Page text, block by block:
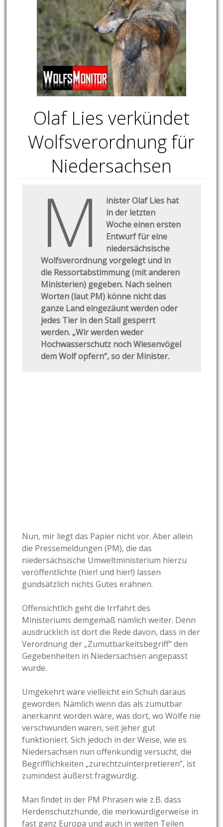
Olaf Lies verkündet
Wolfsverordnung für
Niedersachsen
M
inister Olaf Lies hat
in der letzten
Woche einen ersten
Entwurf für eine
niedersächsische
Wolfsverordnung vorgelegt und in
die Ressortabstimmung (mit anderen
Ministerien) gegeben. Nach seinen
Worten (laut PM) könne nicht das
ganze Land eingezäunt werden oder
jedes Tier in den Stall gesperrt
werden. „Wir werden weder
Hochwasserschutz noch Wiesenvögel
dem Wolf opfern“, so der Minister.
Nun, mir liegt das Papier nicht vor. Aber allein
die Pressemeldungen (PM), die das
niedersächsische Umweltministerium hierzu
veröffentlichte (hier! und hier!) lassen
gundsätzlich nichts Gutes erahnen.
Offensichtlich geht die Irrfahrt des
Ministeriums demgemäß nämlich weiter. Denn
ausdrücklich ist dort die Rede davon, dass in der
Verordnung der „Zumutbarkeitsbegriff“ den
Gegebenheiten in Niedersachsen angepasst
wurde.
Umgekehrt wäre vielleicht ein Schuh daraus
geworden. Nämlich wenn das als zumutbar
anerkannt worden wäre, was dort, wo Wölfe nie
verschwunden waren, seit jeher gut
funktioniert. Sich jedoch in der Weise, wie es
Niedersachsen nun offenkundig versucht, die
Begrifflichkeiten „zurechtzuinterpretieren“, ist
zumindest äußerst fragwürdig.
Man findet in der PM Phrasen wie z.B. dass
Herdenschutzhunde, die merkwürdigerweise in
fast ganz Europa und auch in weiten Teilen